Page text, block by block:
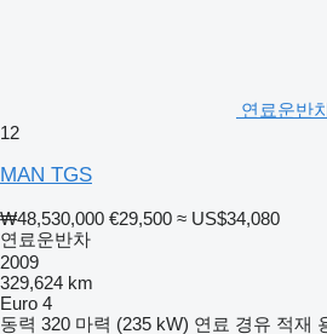
연료운반
12
MAN TGS
₩48,530,000 €29,500 ≈ US$34,080
연료운반차
2009
329,624 km
Euro 4
동력 320 마력 (235 kW) 연료 경유 적재